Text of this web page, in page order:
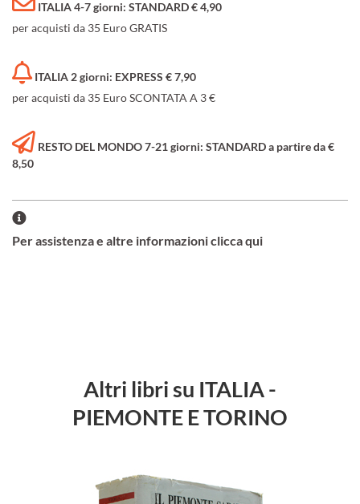
ITALIA 4-7 giorni: STANDARD € 4,90
per acquisti da 35 Euro GRATIS
ITALIA 2 giorni: EXPRESS € 7,90
per acquisti da 35 Euro SCONTATA A 3 €
RESTO DEL MONDO 7-21 giorni: STANDARD a partire da €
8,50
Per assistenza e altre informazioni clicca qui
Altri libri su ITALIA -
PIEMONTE E TORINO